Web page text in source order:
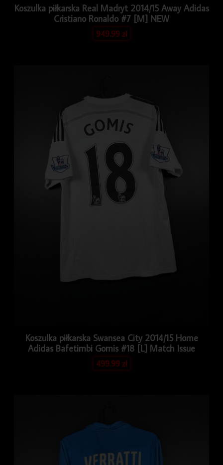
Koszulka piłkarska Real Madryt 2014/15 Away Adidas
Cristiano Ronaldo #7 [M] NEW
949.99zł
Koszulka piłkarska Swansea City 2014/15 Home
Adidas Bafetimbi Gomis #18 [L] Match Issue
499.99zł